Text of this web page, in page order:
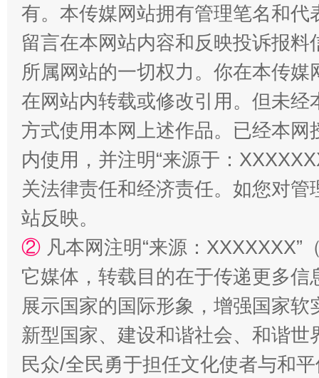
国家大学科技园优化重塑工作
扯下公款旅游的“隐身衣” 如何以
有。本传媒网站拥有管理笔名和
留言在本网站内容和反映投诉报
所属网站的一切权力。你在本传
在网站内转载或修改引用。但未
方式使用本网上述作品。已经本
内使用，并注明“来源于：
关法律责任和经济责任。如您对
站反映。
② 凡本网注明“来源：
它媒体，转载目的在于传递更多
展示国家的国际形象，增强国家
新型国家、建设和谐社会、和谐
民众/全民勇于担任文化使者与和